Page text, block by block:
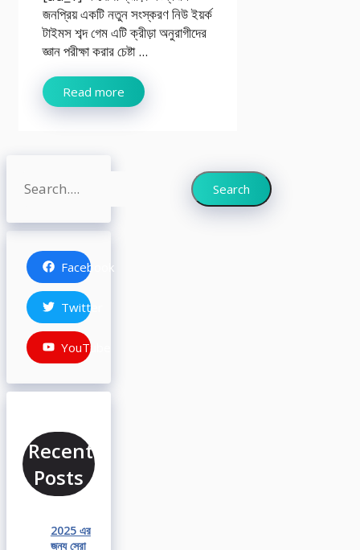
জনপ্রিয় একটি নতুন সংস্করণ নিউ ইয়র্ক
টাইমস শব্দ গেম এটি ক্রীড়া অনুরাগীদের
জ্ঞান পরীক্ষা করার চেষ্টা ...
Read more
Search Search
Facebook
Twitter
YouTube
Recent
Posts
2025 এর
জন্য সেরা